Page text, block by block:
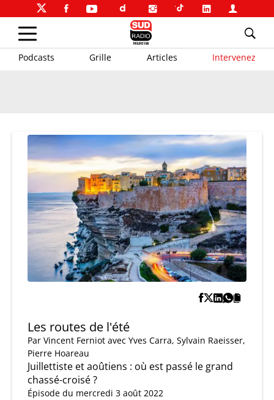
Podcasts Grille Articles Intervenez
Les routes de l'été
Par Vincent Ferniot avec Yves Carra, Sylvain Raeisser,
Pierre Hoareau
Juillettiste et aoûtiens : où est passé le grand
chassé-croisé ?
Épisode du mercredi 3 août 2022